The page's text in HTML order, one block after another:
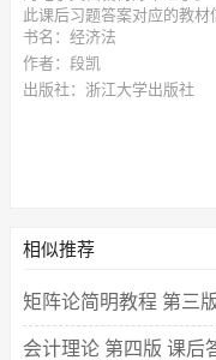
此课后习题答案对应的教材
书名：经济法
作者：段凯
出版社：浙江大学出版社
相似推荐
矩阵论简明教程 第三
会计理论 第四版 课后